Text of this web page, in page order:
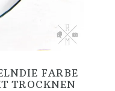
FARBE
TROCKNEN